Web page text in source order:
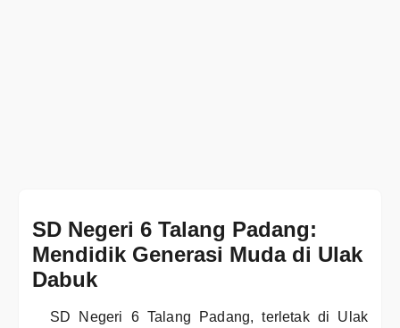
SD Negeri 6 Talang Padang:
Mendidik Generasi Muda di Ulak
Dabuk
SD Negeri 6 Talang Padang, terletak di Ulak